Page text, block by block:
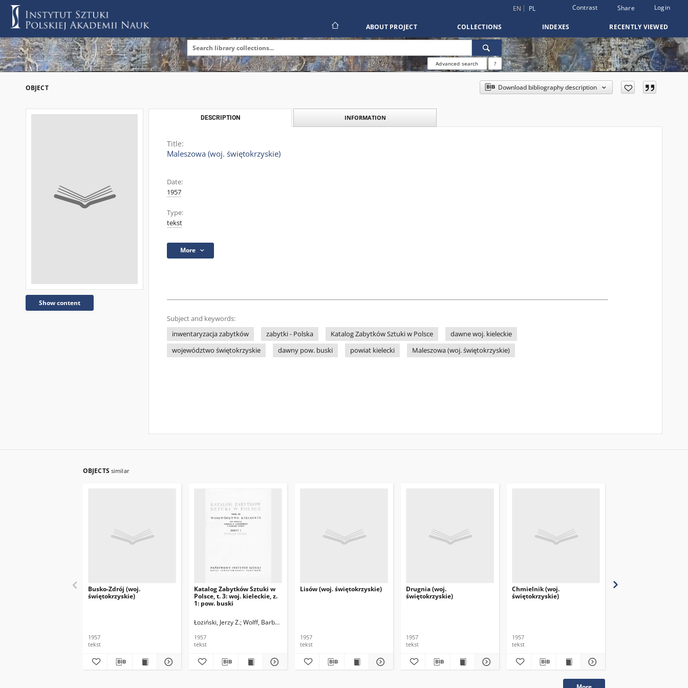
EN PL Contrast Share Login
ABOUT PROJECT COLLECTIONS INDEXES RECENTLY VIEWED
Advanced search ?
OBJECT Download bibliography description
Show content
DESCRIPTION INFORMATION
Title:
Maleszowa (woj. świętokrzyskie)
Date:
1957
Type:
tekst
More
Subject and keywords:
inwentaryzacja zabytków
zabytki - Polska Katalog Zabytków Sztuki w Polsce
dawne woj. kieleckie
województwo świętokrzyskie
dawny pow. buski powiat kielecki Maleszowa (woj. świętokrzyskie)
OBJECTS similar
Busko-Zdrój (woj.
świętokrzyskie)
1957
tekst
Katalog Zabytków Sztuki w
Polsce, t. 3: woj. kieleckie, z.
1: pow. buski
Łoziński, Jerzy Z. Wolff, Barbara
1957
tekst
Lisów (woj. świętokrzyskie)
1957
tekst
Drugnia (woj.
świętokrzyskie)
1957
tekst
Chmielnik (woj.
świętokrzyskie)
1957
tekst